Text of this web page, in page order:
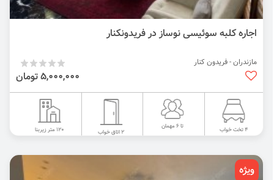
اجاره کلبه سوئیسی نوساز در فریدونکنار
مازندران - فریدون کنار
5,000,000 تومان
4 تخت خواب تا 6 مهمان
2 اتاق خواب 120 متر زیربنا
ویژه